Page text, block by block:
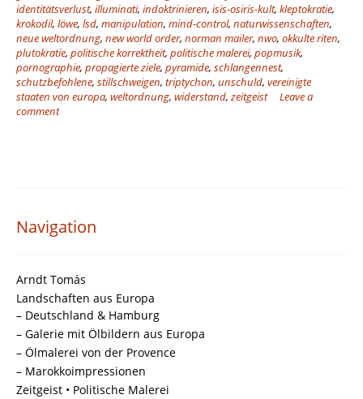
identitätsverlust, illuminati, indoktrinieren, isis-osiris-kult, kleptokratie,
krokodil, löwe, lsd, manipulation, mind-control, naturwissenschaften,
neue weltordnung, new world order, norman mailer, nwo, okkulte riten,
plutokratie, politische korrektheit, politische malerei, popmusik,
pornographie, propagierte ziele, pyramide, schlangennest,
schutzbefohlene, stillschweigen, triptychon, unschuld, vereinigte
staaten von europa, weltordnung, widerstand, zeitgeist
Leave a
comment
Navigation
Arndt Tomás
Landschaften aus Europa
– Deutschland & Hamburg
– Galerie mit Ölbildern aus Europa
– Ölmalerei von der Provence
– Marokkoimpressionen
Zeitgeist • Politische Malerei